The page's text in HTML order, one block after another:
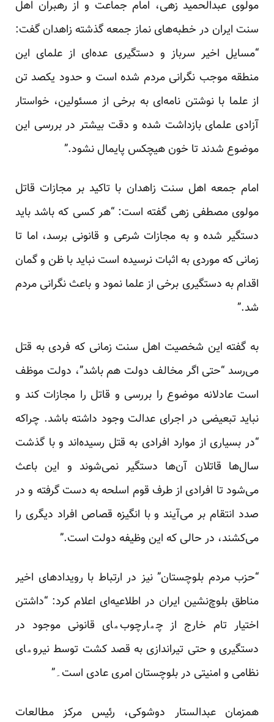
مولوی عبدالحمید زهی، امام جماعت و از رهبران اهل
سنت ایران در خطبه‌های نماز جمعه گذشته زاهدان گفت:
“مسایل اخیر سرباز و دستگیری عده‌ای از علمای این
منطقه موجب نگرانی مردم شده است و حدود یکصد تن
از علما با نوشتن نامه‌ای به برخی از مسئولین، خواستار
آزادی علمای بازداشت شده و دقت بیشتر در بررسی این
موضوع شدند تا خون هیچکس پایمال نشود.”
امام جمعه اهل سنت زاهدان با تاکید بر مجازات قاتل
مولوی مصطفی زهی گفته است: “هر کسی که باشد باید
دستگیر شده و به مجازات شرعی و قانونی برسد، اما تا
زمانی که موردی به اثبات نرسیده است نباید با ظن و گمان
اقدام به دستگیری برخی از علما نمود و باعث نگرانی مردم
شد.”
به گفته این شخصیت اهل سنت زمانی که فردی به قتل
می‌رسد “حتی اگر مخالف دولت هم باشد”، دولت موظف
است عادلانه موضوع را بررسی و قاتل را مجازات کند و
نباید تبعیضی در اجرای عدالت وجود داشته باشد. چراکه
“در بسیاری از موارد افرادی به قتل رسیده‌اند و با گذشت
سال‌ها قاتلان آن‌ها دستگیر نمی‌شوند و این باعث
می‌شود تا افرادی از طرف قوم اسلحه به دست گرفته و در
صدد انتقام بر می‌آیند و با انگیزه قصاص افراد دیگری را
می‌کشند، در حالی که این وظیفه دولت است.”
“حزب مردم بلوچستان” نیز در ارتباط با رویدادهای اخیر
مناطق بلوچ‌نشین ایران در اطلاعیه‌ای اعلام کرد: “داشتن
اختیار تام خارج از چھارچوب‌ھای قانونی موجود در
دستگیری و حتی تیراندازی به قصد کشت توسط نیروھای
نظامی و امنیتی در بلوچستان امری عادی است۔”
همزمان عبدالستار دوشوکی، رئیس مرکز مطالعات